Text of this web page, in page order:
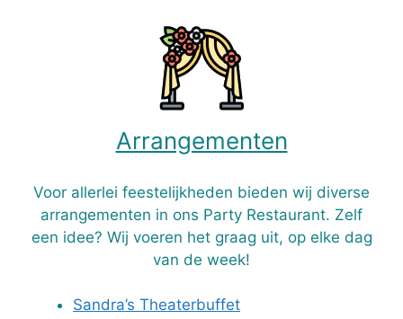
Arrangementen
Voor allerlei feestelijkheden bieden wij diverse
arrangementen in ons Party Restaurant. Zelf
een idee? Wij voeren het graag uit, op elke dag
van de week!
Sandra’s Theaterbuffet